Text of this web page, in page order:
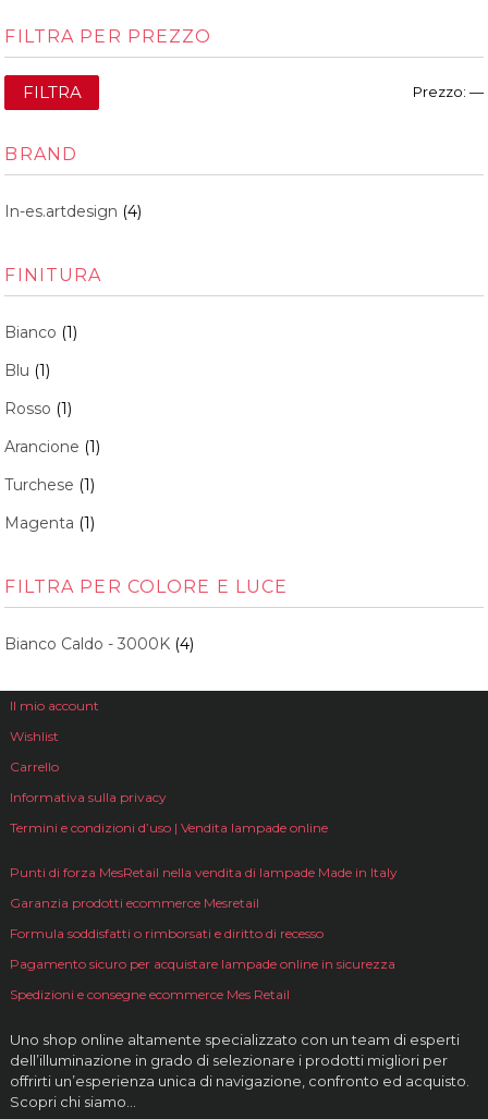
FILTRA PER PREZZO
FILTRA Prezzo: —
BRAND
In-es.artdesign (4)
FINITURA
Bianco (1)
Blu (1)
Rosso (1)
Arancione (1)
Turchese (1)
Magenta (1)
FILTRA PER COLORE E LUCE
Bianco Caldo - 3000K (4)
Il mio account
Wishlist
Carrello
Informativa sulla privacy
Termini e condizioni d’uso | Vendita lampade online
Punti di forza MesRetail nella vendita di lampade Made in Italy
Garanzia prodotti ecommerce Mesretail
Formula soddisfatti o rimborsati e diritto di recesso
Pagamento sicuro per acquistare lampade online in sicurezza
Spedizioni e consegne ecommerce Mes Retail
Uno shop online altamente specializzato con un team di esperti
dell’illuminazione in grado di selezionare i prodotti migliori per
offrirti un’esperienza unica di navigazione, confronto ed acquisto.
Scopri chi siamo…